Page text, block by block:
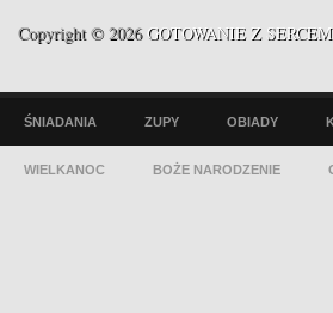
Copyright © 2026 GOTOWANIE Z SERCEM.
ŚNIADANIA ZUPY OBIADY
WIELKANOC BOŻE NARODZENIE